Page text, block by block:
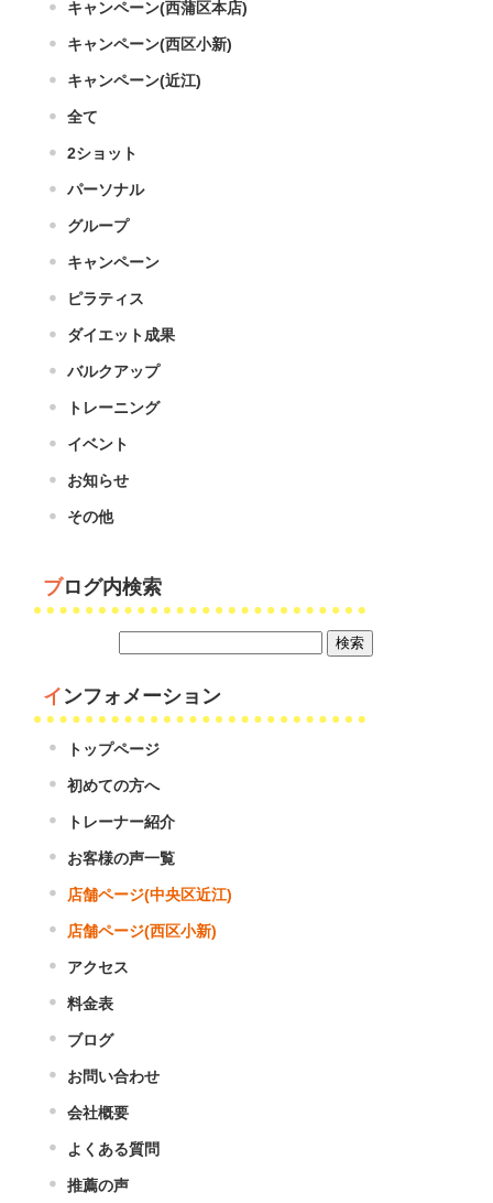
キャンペーン(西蒲区本店)
キャンペーン(西区小新)
キャンペーン(近江)
全て
2ショット
パーソナル
グループ
キャンペーン
ピラティス
ダイエット成果
バルクアップ
トレーニング
イベント
お知らせ
その他
ブログ内検索
インフォメーション
トップページ
初めての方へ
トレーナー紹介
お客様の声一覧
店舗ページ(中央区近江)
店舗ページ(西区小新)
アクセス
料金表
ブログ
お問い合わせ
会社概要
よくある質問
推薦の声